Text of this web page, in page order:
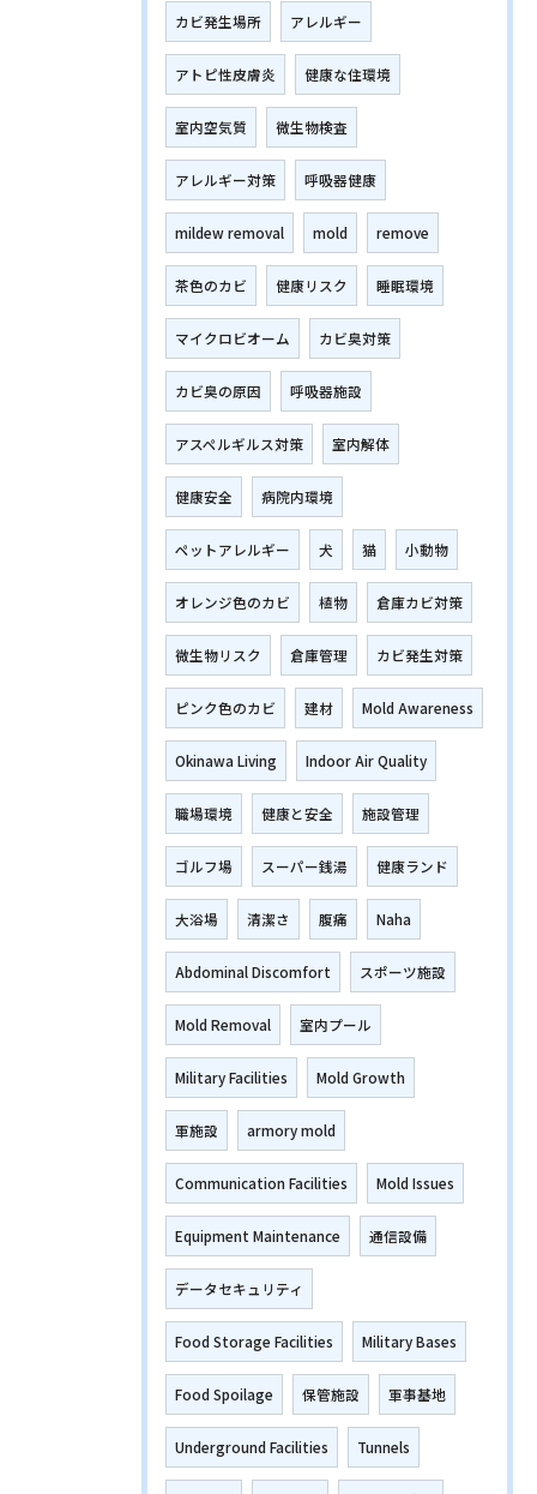
カビ発生場所 アレルギー
アトピ性皮膚炎 健康な住環境
室内空気質 微生物検査
アレルギー対策 呼吸器健康
mildew removal mold remove
茶色のカビ 健康リスク 睡眠環境
マイクロビオーム カビ臭対策
カビ臭の原因 呼吸器施設
アスペルギルス対策 室内解体
健康安全 病院内環境
ペットアレルギー 犬 猫 小動物
オレンジ色のカビ 植物 倉庫カビ対策
微生物リスク 倉庫管理 カビ発生対策
ピンク色のカビ 建材 Mold Awareness
Okinawa Living Indoor Air Quality
職場環境 健康と安全 施設管理
ゴルフ場 スーパー銭湯 健康ランド
大浴場 清潔さ 腹痛 Naha
Abdominal Discomfort スポーツ施設
Mold Removal 室内プール
Military Facilities Mold Growth
軍施設 armory mold
Communication Facilities Mold Issues
Equipment Maintenance 通信設備
データセキュリティ
Food Storage Facilities Military Bases
Food Spoilage 保管施設 軍事基地
Underground Facilities Tunnels